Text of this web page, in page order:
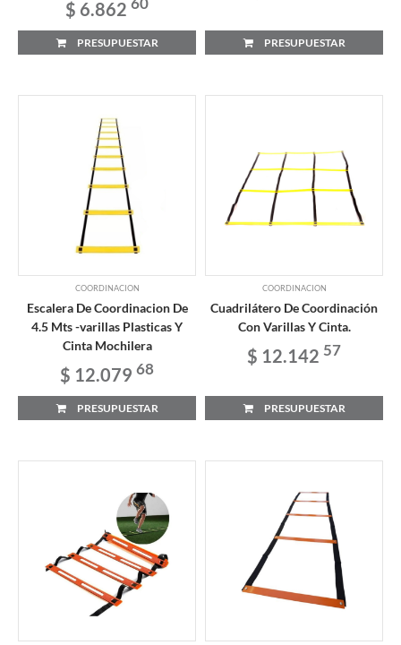
$ 6.862
PRESUPUESTAR PRESUPUESTAR
COORDINACION
Escalera De Coordinacion De
4.5 Mts -varillas Plasticas Y
Cinta Mochilera
$ 12.079 68
PRESUPUESTAR
COORDINACION
Cuadrilátero De Coordinación
Con Varillas Y Cinta.
$ 12.142 57
PRESUPUESTAR